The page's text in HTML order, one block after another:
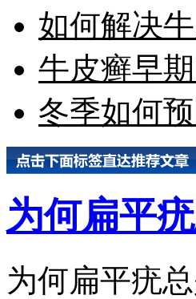
如何解决
牛皮癣早
冬季如何
为何扁平
为何扁平疣